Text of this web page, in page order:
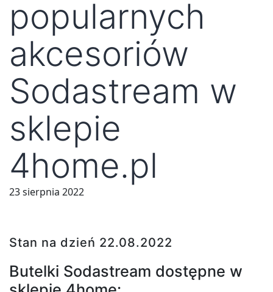
popularnych
akcesoriów
Sodastream w
sklepie
4home.pl
23 sierpnia 2022
Stan na dzień 22.08.2022
Butelki Sodastream dostępne w